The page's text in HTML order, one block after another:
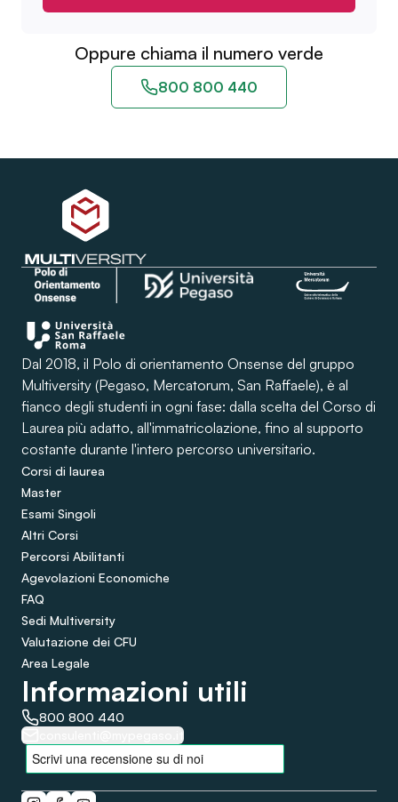
Oppure chiama il numero verde
800 800 440
Dal 2018, il Polo di orientamento Onsense del gruppo
Multiversity (Pegaso, Mercatorum, San Raffaele), è al
fianco degli studenti in ogni fase: dalla scelta del Corso di
Laurea più adatto, all'immatricolazione, fino al supporto
costante durante l'intero percorso universitario.
Corsi di laurea
Master
Esami Singoli
Altri Corsi
Percorsi Abilitanti
Agevolazioni Economiche
FAQ
Sedi Multiversity
Valutazione dei CFU
Area Legale
Informazioni utili
800 800 440
consulenti@mypegaso.it